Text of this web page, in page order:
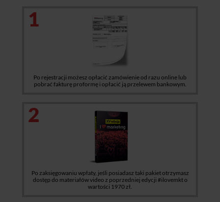
1
Po rejestracji możesz opłacić zamówienie od razu online lub
pobrać fakturę proformę i opłacić ją przelewem bankowym.
2
Po zaksięgowaniu wpłaty, jeśli posiadasz taki pakiet otrzymasz
dostęp do materiałów video z poprzedniej edycji #ilovemkt o
wartości 1970 zł.